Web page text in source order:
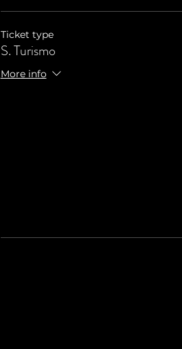
Ticket type
S. Turismo
More info